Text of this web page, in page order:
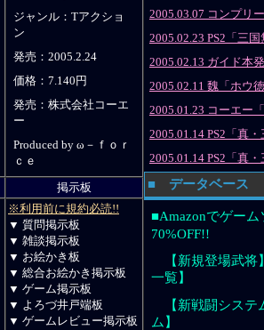
ジャンル：Tアクショ
ン
発売：2005.2.24
価格：7.140円
発売：株式会社コーエ
ー
Produced by ω－ｆｏｒ
ｃｅ
掲示板
※利用前に規約必読!!
▼ 質問掲示板
▼ 雑談掲示板
▼ お絵かき板
▼ 総合お絵かき掲示板
▼ ゲーム掲示板
▼ よろづ井戸端板
▼ ゲームレビュー掲示板
2005.03.07 コンプリ
2005.02.23 PS2「三
2005.02.13 ガイド本
2005.02.11 魏「ホウ
2005.01.23 コーエー
2005.01.14 PS2「真
2005.01.14 PS2「真
■ データベース
■Amazonでゲー
70%OFF!!
【新規登場武将
一覧】
【新戦闘システ
ム】